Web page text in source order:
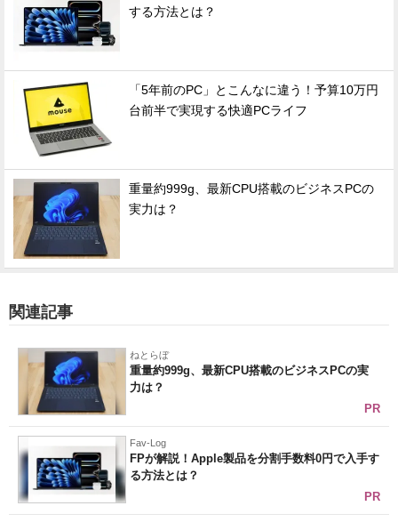
する方法とは？
「5年前のPC」とこんなに違う！予算10万円
台前半で実現する快適PCライフ
重量約999g、最新CPU搭載のビジネスPCの
実力は？
関連記事
ねとらぼ
重量約999g、最新CPU搭載のビジネスPCの実
力は？
PR
Fav-Log
FPが解説！Apple製品を分割手数料0円で入手す
る方法とは？
PR